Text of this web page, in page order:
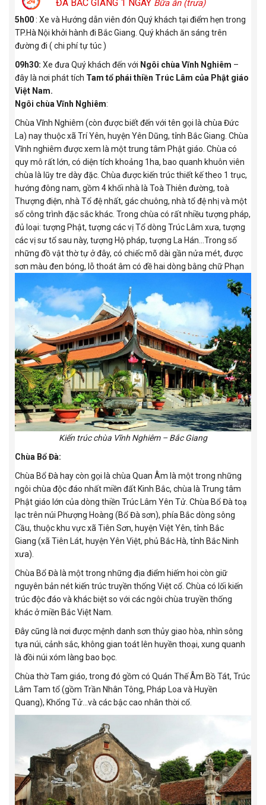
ĐÀ BẮC GIANG 1 NGÀY Bữa ăn (trưa)
5h00: Xe và Hướng dẫn viên đón Quý khách tại điểm hẹn trong
TP.Hà Nội khởi hành đi Bắc Giang. Quý khách ăn sáng trên
đường đi ( chi phí tự túc )
09h30: Xe đưa Quý khách đến với Ngôi chùa Vĩnh Nghiêm –
đây là nơi phát tích Tam tổ phái thiền Trúc Lâm của Phật giáo
Việt Nam.
Ngôi chùa Vĩnh Nghiêm:
Chùa Vĩnh Nghiêm (còn được biết đến với tên gọi là chùa Đức
La) nay thuộc xã Trí Yên, huyện Yên Dũng, tỉnh BắcGiang. Chùa
Vĩnh nghiêm được xem là một trung tâm Phật giáo. Chùa có
quy mô rất lớn, có diện tích khoảng 1ha, bao quanh khuôn viên
chùa là lũy tre dày đặc. Chùa được kiến trúc thiết kế theo 1 trục,
hướng đông nam, gồm 4 khối nhà là Toà Thiên đường, toà
Thượng điện, nhà Tổ đệ nhất, gác chuông, nhà tổ đệ nhị và một
số công trình đặc sắc khác. Trong chùa có rất nhiều tượng pháp,
đủ loại: tượng Phật, tượng các vị Tổ dòng Trúc Lâm xưa, tượng
các vị sư tổ sau này, tượng Hộ pháp, tượng La Hán…Trong số
những đồ vật thờ tự ở đây, có chiếc mõ dài gần nửa mét, được
sơn màu đen bóng, lỗ thoát âm có đề hai dòng bằng chữ Phạn
Kiến trúc chùa Vĩnh Nghiêm – Bắc Giang
Chùa Bổ Đà:
Chùa Bổ Đà hay còn gọi là chùa Quan Âm là một trong những
ngôi chùa độc đáo nhất miền đất Kinh Bắc, chùa là Trung tâm
Phật giáo lớn của dòng thiền Trúc Lâm Yên Tử. Chùa Bổ Đà toạ
lạc trên núi Phượng Hoàng (Bổ Đà sơn), phía Bắc dòng sông
Cầu, thuộc khu vực xã Tiên Sơn, huyện Việt Yên, tỉnh Bắc
Giang (xã Tiên Lát, huyện Yên Việt, phủ Bắc Hà, tỉnh Bắc Ninh
xưa).
Chùa Bổ Đà là một trong những địa điểm hiếm hoi còn giữ
nguyên bản nét kiến trúc truyền thống Việt cổ. Chùa có lối kiến
trúc độc đáo và khác biệt so với các ngôi chùa truyền thống
khác ở miền Bắc Việt Nam.
Đây cũng là nơi được mệnh danh sơn thủy giao hòa, nhìn sông
tựa núi, cảnh sắc, không gian toát lên huyền thoại, xung quanh
là đồi núi xóm làng bao bọc.
Chùa thờ Tam giáo, trong đó gồm có Quán Thế Âm Bồ Tát, Trúc
Lâm Tam tổ (gồm Trần Nhân Tông, Pháp Loa và Huyền
Quang), Khổng Tử...và các bậc cao nhân thời cổ.